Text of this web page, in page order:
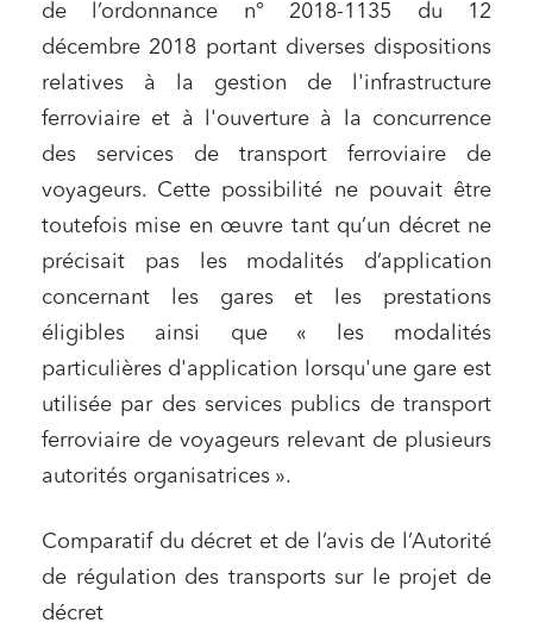
de l’ordonnance n° 2018-1135 du 12
décembre 2018 portant diverses dispositions
relatives à la gestion de l'infrastructure
ferroviaire et à l'ouverture à la concurrence
des services de transport ferroviaire de
voyageurs. Cette possibilité ne pouvait être
toutefois mise en œuvre tant qu’un décret ne
précisait pas les modalités d’application
concernant les gares et les prestations
éligibles ainsi que « les modalités
particulières d'application lorsqu'une gare est
utilisée par des services publics de transport
ferroviaire de voyageurs relevant de plusieurs
autorités organisatrices ».
Comparatif du décret et de l’avis de l’Autorité
de régulation des transports sur le projet de
décret